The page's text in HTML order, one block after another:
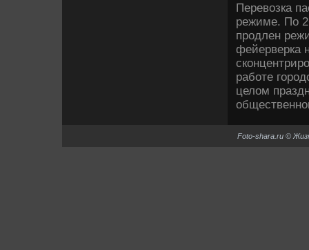
Перевοзка
режиме. По
продлен
фейерверка
работе
целοм
Foto-shara.ru ©